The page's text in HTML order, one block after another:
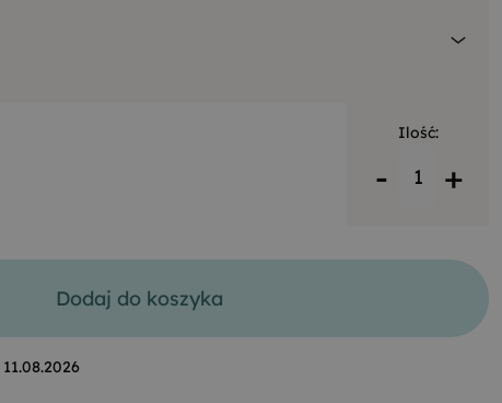
Ilość:
- +
Dodaj do koszyka
11.08.2026